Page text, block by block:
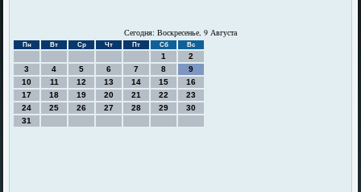
Сегодня: Воскресенье, 9 Августа
Пн Вт Ср Чт Пт Сб Вс
1
2
3
4 5 6 7 8
9
10
11 12 13 14 15
16
17
18 19 20 21 22
23
24
25 26 27 28 29
30
31